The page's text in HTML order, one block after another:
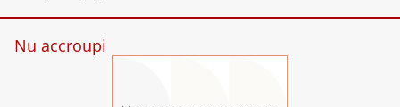
Nu accroupi